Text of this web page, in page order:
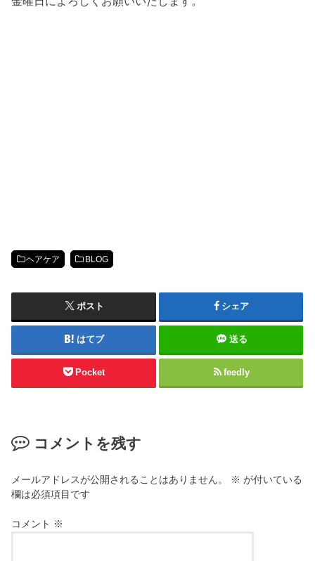
ヘアケア BLOG
ポスト シェア
はてブ 送る
Pocket feedly
コメントを残す
メールアドレスが公開されることはありません。 ※ が付いている
欄は必須項目です
コメント ※